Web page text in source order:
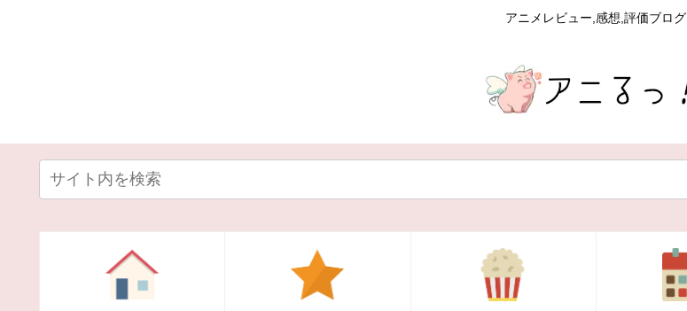
アニメレビュー,感想,評価ブログ